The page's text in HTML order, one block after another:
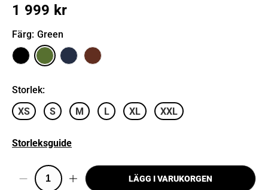
1 999 kr
Färg: Green
Storlek:
XS
S M L XL XXL
Storleksguide
LÄGG I VARUKORGEN